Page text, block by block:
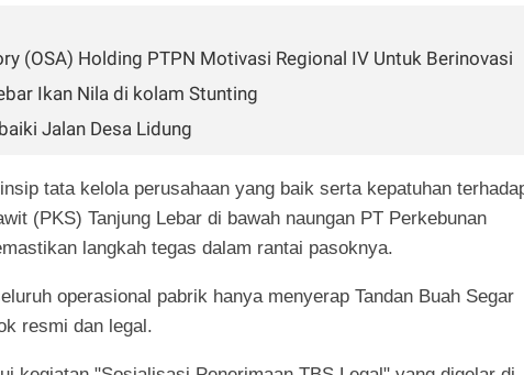
(OSA) Holding PTPN Motivasi Regional IV Untuk Berinovasi
Ikan Nila di kolam Stunting
Jalan Desa Lidung
tata kelola perusahaan yang baik serta kepatuhan
(PKS) Tanjung Lebar di bawah naungan PT Perkebunan
langkah tegas dalam rantai pasoknya.
operasional pabrik hanya menyerap Tandan Buah Segar
resmi dan legal.